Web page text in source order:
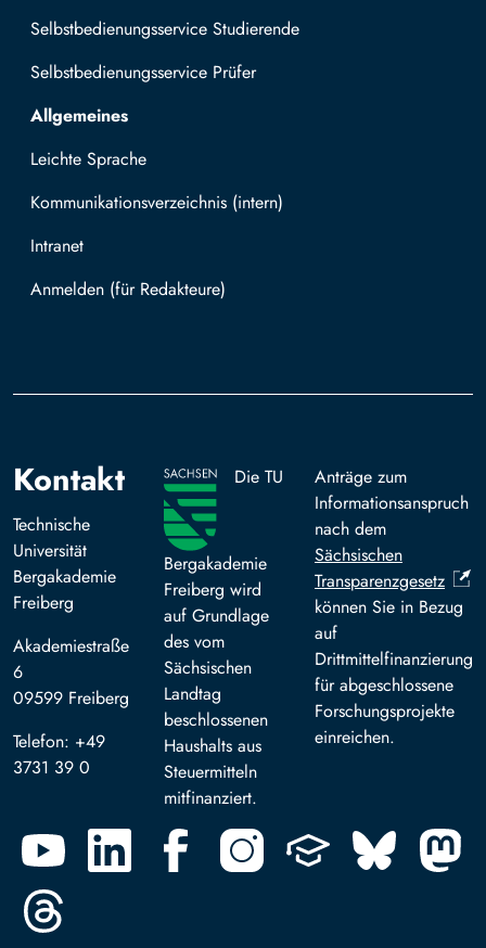
Selbstbedienungsservice Studierende
Selbstbedienungsservice Prüfer
Allgemeines
Leichte Sprache
Kommunikationsverzeichnis (intern)
Intranet
Mit TUBAF Login anmelden
Kontakt
Technische
Universität
Bergakademie
Freiberg
Akademiestraße
6
09599 Freiberg
Telefon: +49
3731 39 0
Die TU
Bergakademie
Freiberg wird
auf Grundlage
des vom
Sächsischen
Landtag
beschlossenen
Haushalts aus
Steuermitteln
mitfinanziert.
Anträge zum
Informationsanspruch
nach dem
Sächsischen
Transparenzgesetz
können Sie in Bezug
auf
Drittmittelfinanzierung
für abgeschlossene
Forschungsprojekte
einreichen.